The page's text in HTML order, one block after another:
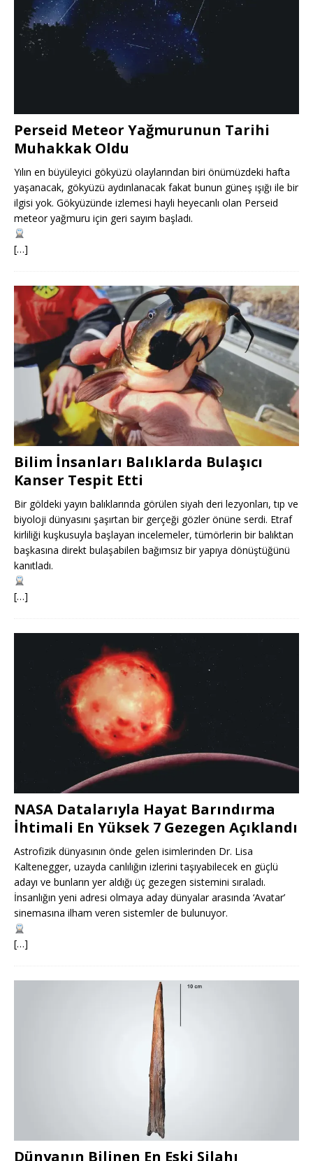
Perseid Meteor Yağmurunun Tarihi
Muhakkak Oldu
Yılın en büyüleyici gökyüzü olaylarından biri önümüzdeki hafta
yaşanacak, gökyüzü aydınlanacak fakat bunun güneş ışığı ile bir
ilgisi yok. Gökyüzünde izlemesi hayli heyecanlı olan Perseid
meteor yağmuru için geri sayım başladı.
[…]
Bilim İnsanları Balıklarda Bulaşıcı
Kanser Tespit Etti
Bir göldeki yayın balıklarında görülen siyah deri lezyonları, tıp ve
biyoloji dünyasını şaşırtan bir gerçeği gözler önüne serdi. Etraf
kirliliği kuşkusuyla başlayan incelemeler, tümörlerin bir balıktan
başkasına direkt bulaşabilen bağımsız bir yapıya dönüştüğünü
kanıtladı.
[…]
NASA Datalarıyla Hayat Barındırma
İhtimali En Yüksek 7 Gezegen Açıklandı
Astrofizik dünyasının önde gelen isimlerinden Dr. Lisa
Kaltenegger, uzayda canlılığın izlerini taşıyabilecek en güçlü
adayı ve bunların yer aldığı üç gezegen sistemini sıraladı.
İnsanlığın yeni adresi olmaya aday dünyalar arasında ‘Avatar’
sinemasına ilham veren sistemler de bulunuyor.
[…]
Dünyanın Bilinen En Eski Silahı